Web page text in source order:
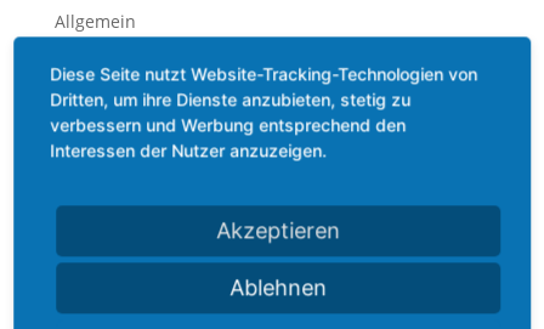
Allgemein
Bewegung
Ernährung
Methoden
Praxis
Diese Seite nutzt Website-Tracking-Technologien von
Dritten, um ihre Dienste anzubieten, stetig zu
verbessern und Werbung entsprechend den
Interessen der Nutzer anzuzeigen.
Akzeptieren
Ablehnen